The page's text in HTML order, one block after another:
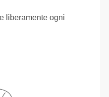
liberamente ogni